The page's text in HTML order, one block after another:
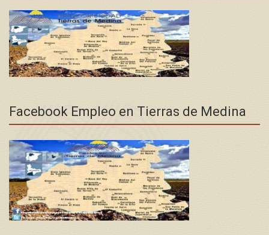
Facebook Empleo en Tierras de Medina